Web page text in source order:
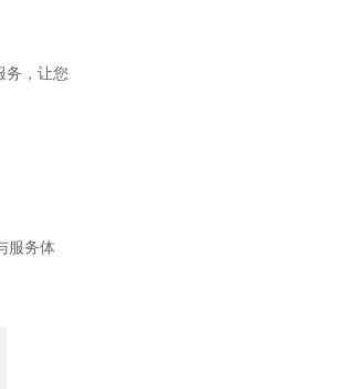
务，让您
服务体